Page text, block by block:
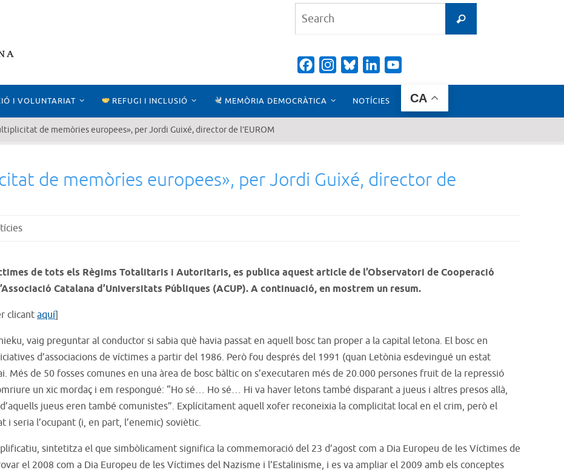
Search
FacebookInstagramBlueskyLinkedIn
I VOLUNTARIAT REFUGI I INCLUSIÓ MEMÒRIA DEMOCRÀTICA NOTÍCIES CA
de memòries europees», per Jordi Guixé, director de l’EUROM
de memòries europees», per Jordi Guixé, director de
de tots els Règims Totalitaris i Autoritaris, es publica aquest article de l’Observatori de Cooperació
Catalana d’Universitats Públiques (ACUP). A continuació, en mostrem un resum.
clicant aquí]
vaig preguntar al conductor si sabia què havia passat en aquell bosc tan proper a la capital letona. El bosc en
d’associacions de víctimes a partir del 1986. Però fou després del 1991 (quan Letònia esdevingué un estat
Més de 50 fosses comunes en una àrea de bosc bàltic on s’executaren més de 20.000 persones fruit de la repressió
un xic mordaç i em respongué: “Ho sé… Ho sé… Hi va haver letons també disparant a jueus i altres presos allà,
jueus eren també comunistes”. Explícitament aquell xofer reconeixia la complicitat local en el crim, però el
seria l’ocupant (i, en part, l’enemic) soviètic.
sintetitza el que simbòlicament significa la commemoració del 23 d’agost com a Dia Europeu de les Víctimes de
el 2008 com a Dia Europeu de les Víctimes del Nazisme i l’Estalinisme, i es va ampliar el 2009 amb els conceptes